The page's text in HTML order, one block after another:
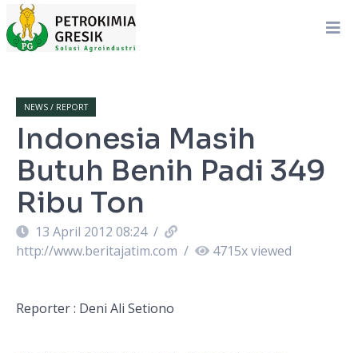
NEWS / REPORT
Indonesia Masih
Butuh Benih Padi 349
Ribu Ton
13 April 2012 08:24 /
http://www.beritajatim.com / 4715x viewed
Reporter : Deni Ali Setiono